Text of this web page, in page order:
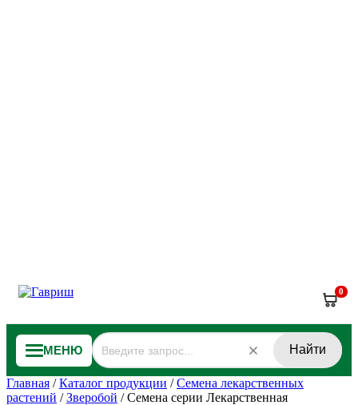
0
МЕНЮ Найти
Главная /Каталог продукции /Семена лекарственных
растений /Зверобой /Семена серии Лекарственная